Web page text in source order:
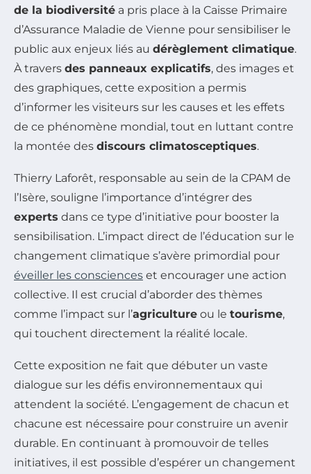
de la biodiversité a pris place à la Caisse Primaire
d’Assurance Maladie de Vienne pour sensibiliser le
public aux enjeux liés au dérèglement climatique.
À travers des panneaux explicatifs, des images et
des graphiques, cette exposition a permis
d’informer les visiteurs sur les causes et les effets
de ce phénomène mondial, tout en luttant contre
la montée des discours climatosceptiques.
Thierry Laforêt, responsable au sein de la CPAM de
l’Isère, souligne l’importance d’intégrer des
experts dans ce type d’initiative pour booster la
sensibilisation. L’impact direct de l’éducation sur le
changement climatique s’avère primordial pour
éveiller les consciences et encourager une action
collective. Il est crucial d’aborder des thèmes
comme l’impact sur l’agriculture ou le tourisme,
qui touchent directement la réalité locale.
Cette exposition ne fait que débuter un vaste
dialogue sur les défis environnementaux qui
attendent la société. L’engagement de chacun et
chacune est nécessaire pour construire un avenir
durable. En continuant à promouvoir de telles
initiatives, il est possible d’espérer un changement